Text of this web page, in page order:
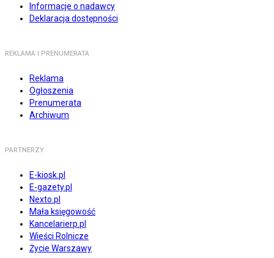
Informacje o nadawcy
Deklaracja dostępności
REKLAMA I PRENUMERATA
Reklama
Ogłoszenia
Prenumerata
Archiwum
PARTNERZY
E-kiosk.pl
E-gazety.pl
Nexto.pl
Mała księgowość
Kancelarierp.pl
Wieści Rolnicze
Życie Warszawy